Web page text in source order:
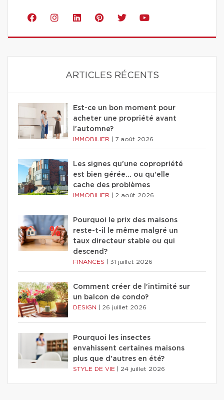
ARTICLES RÉCENTS
Est-ce un bon moment pour
acheter une propriété avant
l'automne?
IMMOBILIER 7 août 2026
Les signes qu'une copropriété
est bien gérée… ou qu'elle
cache des problèmes
IMMOBILIER 2 août 2026
Pourquoi le prix des maisons
reste-t-il le même malgré un
taux directeur stable ou qui
descend?
FINANCES 31 juillet 2026
Comment créer de l'intimité sur
un balcon de condo?
DESIGN 26 juillet 2026
Pourquoi les insectes
envahissent certaines maisons
plus que d'autres en été?
STYLE DE VIE 24 juillet 2026